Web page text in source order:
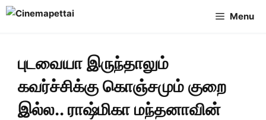
Skip
Menu
புடவையா இருந்தாலும்
கவர்ச்சிக்கு கொஞ்சமும் குறை
இல்ல.. ராஷ்மிகா மந்தனாவின்